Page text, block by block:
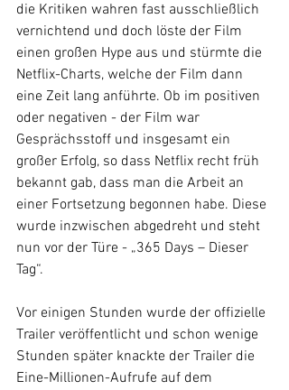
die Kritiken wahren fast ausschließlich
vernichtend und doch löste der Film
einen großen Hype aus und stürmte die
Netflix-Charts, welche der Film dann
eine Zeit lang anführte. Ob im positiven
oder negativen - der Film war
Gesprächsstoff und insgesamt ein
großer Erfolg, so dass Netflix recht früh
bekannt gab, dass man die Arbeit an
einer Fortsetzung begonnen habe. Diese
wurde inzwischen abgedreht und steht
nun vor der Türe - „365 Days – Dieser
Tag“.
Vor einigen Stunden wurde der offizielle
Trailer veröffentlicht und schon wenige
Stunden später knackte der Trailer die
Eine-Millionen-Aufrufe auf dem